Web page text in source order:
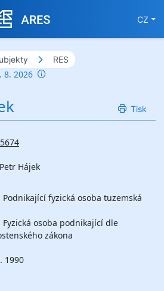
CZ
RES
8. 2026
Tisk
Hájek
Podnikající fyzická osoba tuzemská
Fyzická osoba podnikající dle
zákona
1990